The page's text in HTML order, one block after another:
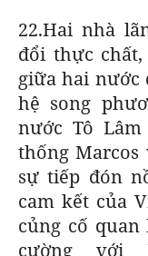
22.Hai nhà
đổi thực
giữa hai nước
hệ song
nước Tô
thống Marcos
sự tiếp đón
cam kết của
củng cố
cường với